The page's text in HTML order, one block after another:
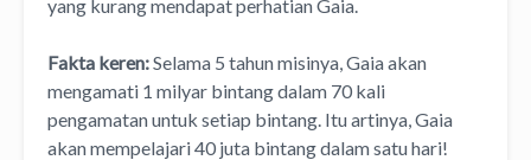
yang kurang mendapat perhatian Gaia.
Fakta keren:Selama 5 tahun misinya, Gaia akan
mengamati 1 milyar bintang dalam 70 kali
pengamatan untuk setiap bintang. Itu artinya, Gaia
akan mempelajari 40 juta bintang dalam satu hari!